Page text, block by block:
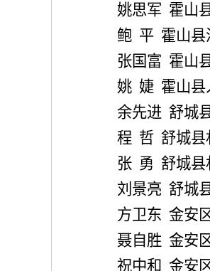
姚思军 霍山
鲍 平 霍山县
张国富 霍山
姚 婕 霍山
余先进 舒城
程 哲 舒城县
张 勇 舒城县
刘景亮 舒城
方卫东 金安
聂自胜 金安
祝中和 金安